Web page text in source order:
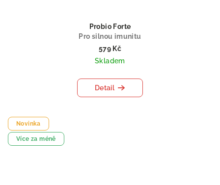
Probio Forte
Pro silnou imunitu
579 Kč
Skladem
Detail
Novinka
Více za méně